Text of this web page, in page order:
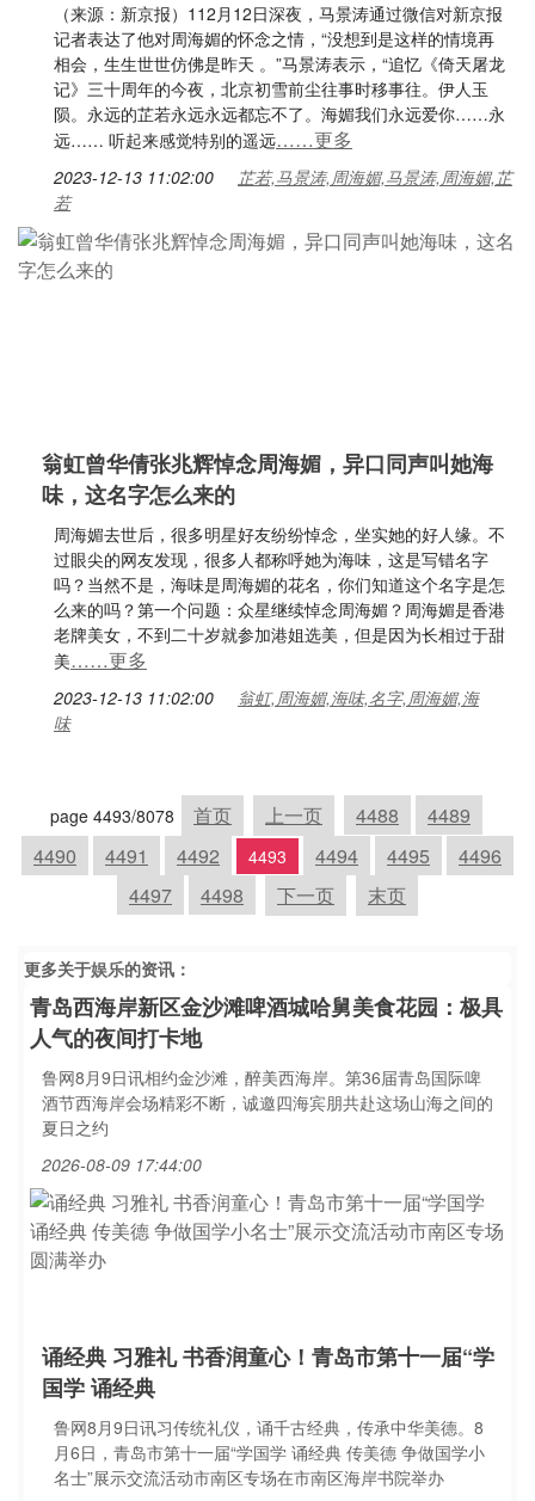
（来源：新京报）112月12日深夜，马景涛通过微信对新京报
记者表达了他对周海媚的怀念之情，“没想到是这样的情境再
相会，生生世世仿佛是昨天 。”马景涛表示，“追忆《倚天屠龙
记》三十周年的今夜，北京初雪前尘往事时移事往。伊人玉
陨。永远的芷若永远永远都忘不了。海媚我们永远爱你……永
远…… 听起来感觉特别的遥远……更多
2023-12-13 11:02:00
芷若,马景涛,周海媚,马景涛,周海媚,芷
若
翁虹曾华倩张兆辉悼念周海媚，异口同声叫她海
味，这名字怎么来的
周海媚去世后，很多明星好友纷纷悼念，坐实她的好人缘。不
过眼尖的网友发现，很多人都称呼她为海味，这是写错名字
吗？当然不是，海味是周海媚的花名，你们知道这个名字是怎
么来的吗？第一个问题：众星继续悼念周海媚？周海媚是香港
老牌美女，不到二十岁就参加港姐选美，但是因为长相过于甜
美……更多
2023-12-13 11:02:00
翁虹,周海媚,海味,名字,周海媚,海
味
page 4493/8078 首页 上一页 4488
4489
4490
4491 4492 4493 4494 4495
4496
4497
4498 下一页 末页
更多关于娱乐的资讯：
青岛西海岸新区金沙滩啤酒城哈舅美食花园：极具
人气的夜间打卡地
鲁网8月9日讯相约金沙滩，醉美西海岸。第36届青岛国际啤
酒节西海岸会场精彩不断，诚邀四海宾朋共赴这场山海之间的
夏日之约
2026-08-09 17:44:00
诵经典 习雅礼 书香润童心！青岛市第十一届“学
国学 诵经典
鲁网8月9日讯习传统礼仪，诵千古经典，传承中华美德。8
月6日，青岛市第十一届“学国学 诵经典 传美德 争做国学小
名士”展示交流活动市南区专场在市南区海岸书院举办